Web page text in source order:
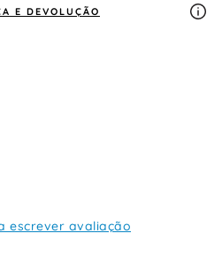
E DEVOLUÇÃO
escrever avaliação